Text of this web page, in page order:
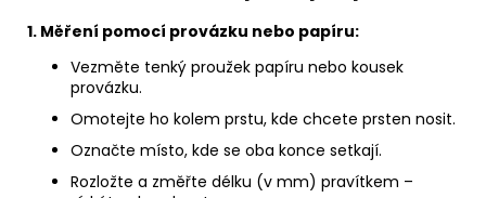
1. Měření pomocí provázku nebo papíru:
Vezměte tenký proužek papíru nebo kousek
provázku.
Omotejte ho kolem prstu, kde chcete prsten nosit.
Označte místo, kde se oba konce setkají.
Rozložte a změřte délku (v mm) pravítkem –